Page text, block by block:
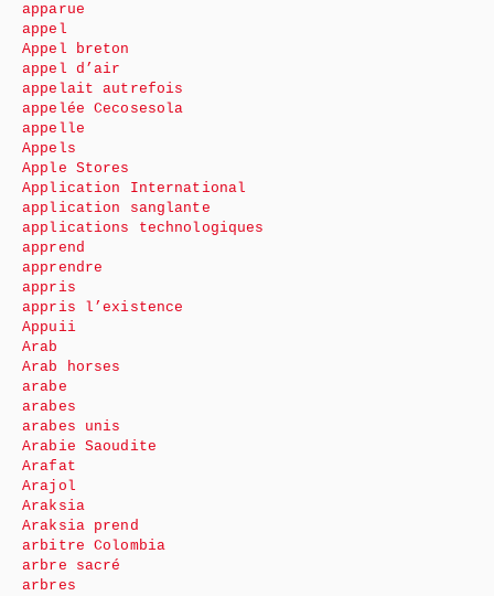
apparue
appel
Appel breton
appel d’air
appelait autrefois
appelée Cecosesola
appelle
Appels
Apple Stores
Application International
application sanglante
applications technologiques
apprend
apprendre
appris
appris l’existence
Appuii
Arab
Arab horses
arabe
arabes
arabes unis
Arabie Saoudite
Arafat
Arajol
Araksia
Araksia prend
arbitre Colombia
arbre sacré
arbres